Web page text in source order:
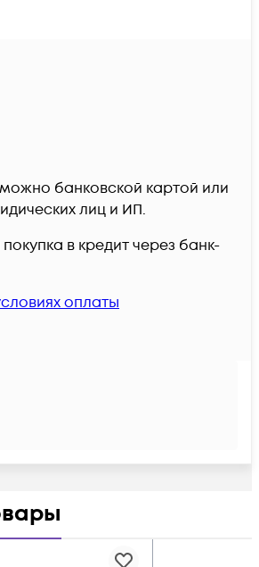
банковской картой или
лиц и ИП.
в кредит через банк-
оплаты